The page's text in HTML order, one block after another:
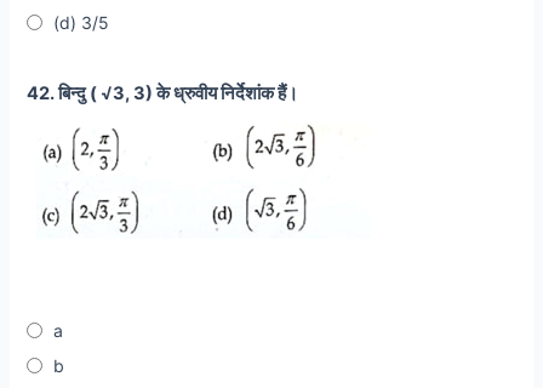
(d) 3/5
42. बिन्दु ( √3, 3) के ध्रुवीय निर्देशांक हैं।
a
b